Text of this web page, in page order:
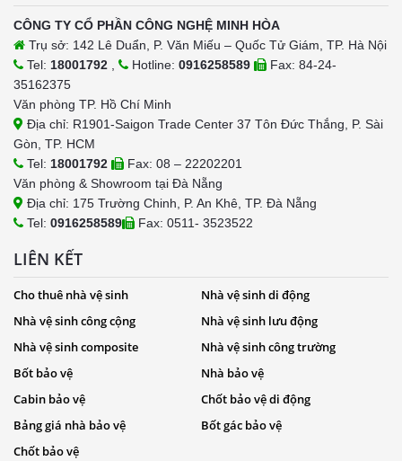
CÔNG TY CỔ PHẦN CÔNG NGHỆ MINH HÒA
Trụ sở: 142 Lê Duẩn, P. Văn Miếu – Quốc Tử Giám, TP. Hà Nội
Tel: 18001792 , Hotline: 0916258589
Fax: 84-24-
35162375
Văn phòng TP. Hồ Chí Minh
Địa chỉ: R1901-Saigon Trade Center 37 Tôn Đức Thắng, P. Sài
Gòn, TP. HCM
Tel: 18001792
Fax: 08 – 22202201
Văn phòng & Showroom tại Đà Nẵng
Địa chỉ: 175 Trường Chinh, P. An Khê, TP. Đà Nẵng
Tel: 0916258589 Fax: 0511- 3523522
LIÊN KẾT
Cho thuê nhà vệ sinh
Nhà vệ sinh di động
Nhà vệ sinh công cộng
Nhà vệ sinh lưu động
Nhà vệ sinh composite
Nhà vệ sinh công trường
Bốt bảo vệ
Nhà bảo vệ
Cabin bảo vệ
Chốt bảo vệ di động
Bảng giá nhà bảo vệ
Bốt gác bảo vệ
Chốt bảo vệ